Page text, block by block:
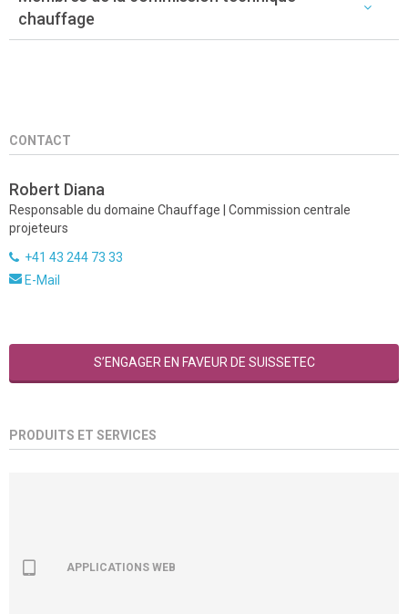
chauffage
CONTACT
Robert Diana
Responsable du domaine Chauffage | Commission centrale
projeteurs
+41 43 244 73 33
E-Mail
S’ENGAGER EN FAVEUR DE SUISSETEC
PRODUITS ET SERVICES
APPLICATIONS WEB